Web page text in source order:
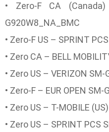
• Zero-F CA
G920W8_NA_BMC
• Zero-F US – SPRINT
• Zero CA – BELL
• Zero US – VERIZON
• Zero-F – EUR OPEN SM-
• Zero US – T-MOBILE
• Zero US – SPRINT PCS